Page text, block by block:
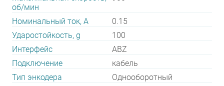
об/мин
Номинальный ток, А
0.15
Ударостойкость, g
100
Интерфейс
ABZ
Подключение
кабель
Тип энкодера
Однооборотный